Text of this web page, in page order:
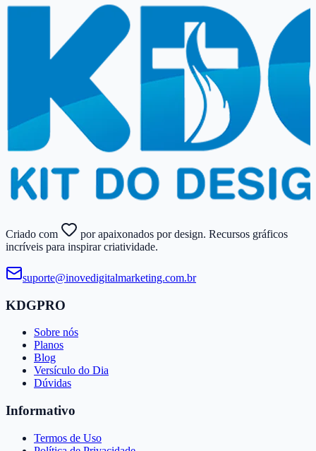
Criado com
por apaixonados por design. Recursos gráficos
incríveis para inspirar criatividade.
suporte@​inovedigitalmarketing.​com.​br
KDGPRO
Sobre nós
Planos
Blog
Versículo do Dia
Dúvidas
Informativo
Termos de Uso